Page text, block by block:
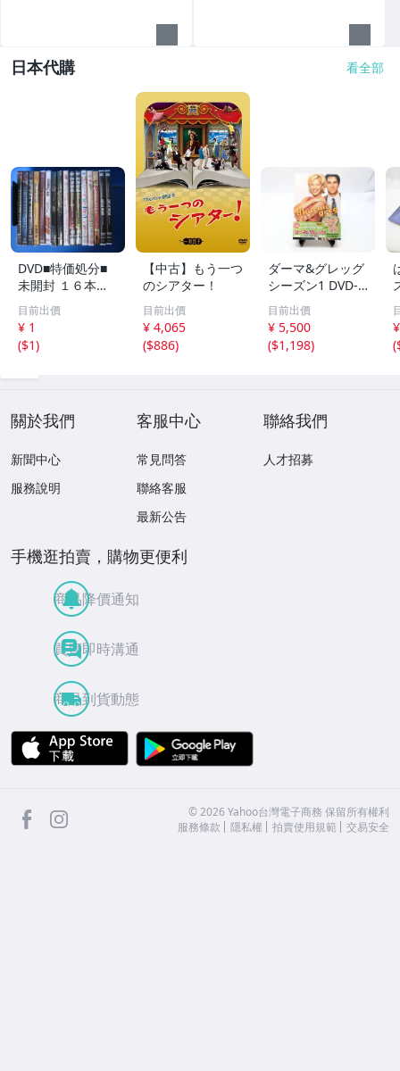
日本代購 看全部
DVD■特価処分■
未開封 １６本セ
ット ジャンルい
ろいろ!!■No.002
8
目前出價
¥ 1
($1)
【中古】もう一つ
のシアター！
目前出價
¥ 4,065
($886)
ダーマ&グレッグ
シーズン1 DVD-B
OX 6枚組 26_605
27_4
目前出價
¥ 5,500
($1,198)
(
關於我們
新聞中心
服務說明
客服中心
常見問答
聯絡客服
最新公告
聯絡我們
人才招募
手機逛拍賣，購物更便利
商品降價通知
買賣即時溝通
商品到貨動態
APP Store
facebook ©2026 Yahoo台灣電子商務 保留所有權利
服務條款
隱私權 拍賣使用規範 交易安全